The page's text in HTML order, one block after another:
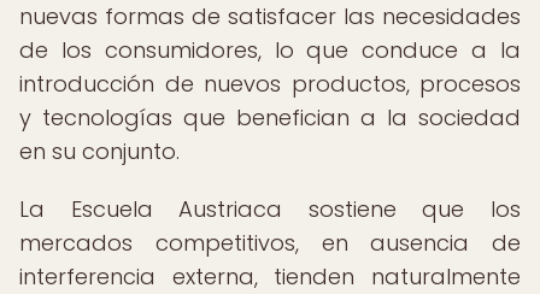
nuevas formas de satisfacer las necesidades
de los consumidores, lo que conduce a la
introducción de nuevos productos, procesos
y tecnologías que benefician a la sociedad
en su conjunto.
La Escuela Austriaca sostiene que los
mercados competitivos, en ausencia de
interferencia externa, tienden naturalmente